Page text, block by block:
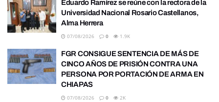
Eduardo Ramírez se reúne con la rectora de la
Universidad Nacional Rosario Castellanos,
Alma Herrera
07/08/2026 0 1.9K
FGR CONSIGUE SENTENCIA DE MÁS DE
CINCO AÑOS DE PRISIÓN CONTRA UNA
PERSONA POR PORTACIÓN DE ARMA EN
CHIAPAS
07/08/2026 0 2K